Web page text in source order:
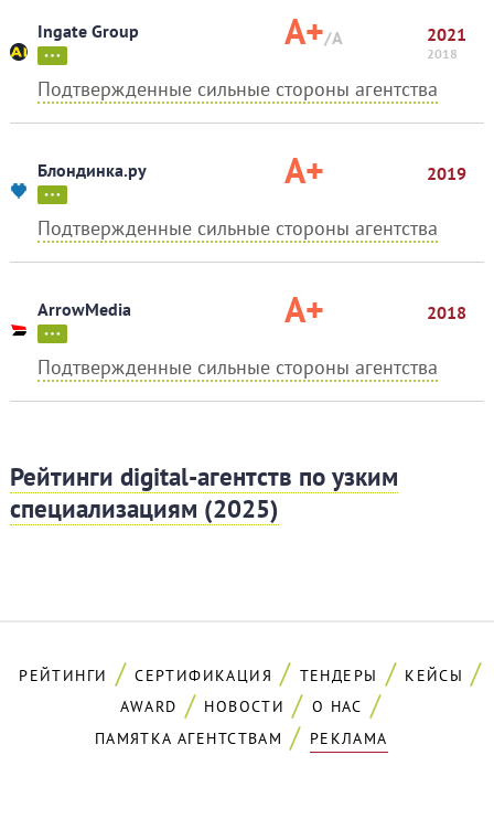
Ingate Group A+/A 2021
2018
Подтвержденные сильные стороны агентства
Блондинка.ру A+ 2019
Подтвержденные сильные стороны агентства
ArrowMedia A+ 2018
Подтвержденные сильные стороны агентства
Рейтинги digital-агентств по узким
специализациям (2025)
РЕЙТИНГИ СЕРТИФИКАЦИЯ ТЕНДЕРЫ
КЕЙСЫ
AWARD
НОВОСТИ
О НАС
ПАМЯТКА АГЕНТСТВАМ
РЕКЛАМА